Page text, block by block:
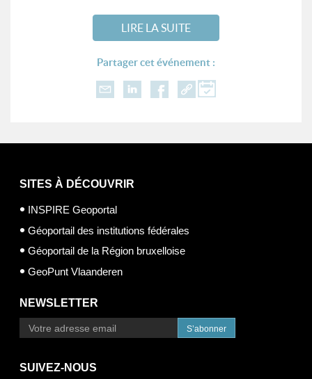
LIRE LA SUITE
Partager cet événement :
SITES À DÉCOUVRIR
INSPIRE Geoportal
Géoportail des institutions fédérales
Géoportail de la Région bruxelloise
GeoPunt Vlaanderen
NEWSLETTER
S’abonner
SUIVEZ-NOUS